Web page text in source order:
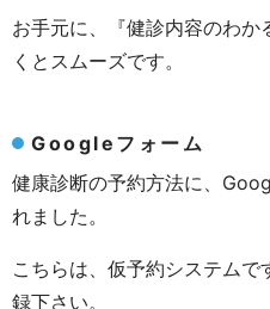
お手元に、『健診内容のわ
くとスムーズです。
Googleフォーム
健康診断の予約方法に、
れました。
こちらは、仮予約システムで
録下さい。